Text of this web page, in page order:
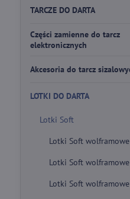
TARCZE DO DARTA
Części zamienne do tarcz
elektronicznych
Akcesoria do tarcz
LOTKI DO DARTA
Lotki Soft
Lotki Soft
Lotki Soft
Lotki Soft